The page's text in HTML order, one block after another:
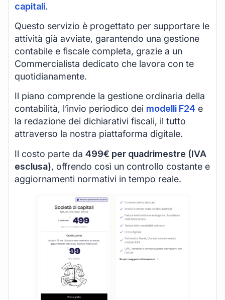
capitali.
Questo servizio è progettato per supportare le
attività già avviate, garantendo una gestione
contabile e fiscale completa, grazie a un
Commercialista dedicato che lavora con te
quotidianamente.
Il piano comprende la gestione ordinaria della
contabilità, l’invio periodico dei modelli F24 e
la redazione dei dichiarativi fiscali, il tutto
attraverso la nostra piattaforma digitale.
Il costo parte da 499€ per quadrimestre (IVA
esclusa), offrendo così un controllo costante e
aggiornamenti normativi in tempo reale.